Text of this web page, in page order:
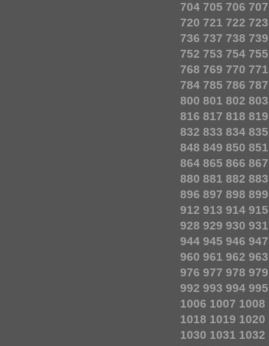
704 705 706 707
720 721 722 723
736 737 738 739
752 753 754 755
768 769 770 771
784 785 786 787
800 801 802 803
816 817 818 819
832 833 834 835
848 849 850 851
864 865 866 867
880 881 882 883
896 897 898 899
912 913 914 915
928 929 930 931
944 945 946 947
960 961 962 963
976 977 978 979
992 993 994 995
1006 1007 1008
1018 1019 1020
1030 1031 1032